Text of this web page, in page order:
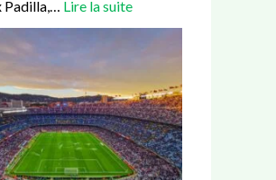
Padilla,… Lire la suite
q
e
s
t
l
a
e
r
a
n
f
t
U
n
i
t
e
e
d
c
o
m
i
t